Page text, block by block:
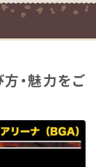
方・魅力をご